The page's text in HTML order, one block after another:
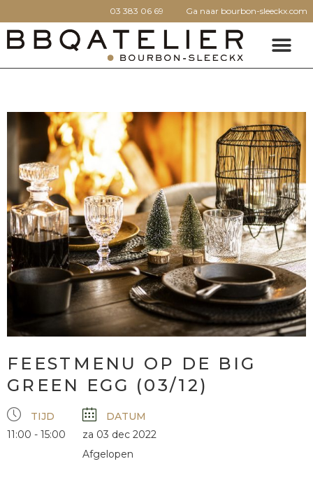
03 383 06 69 Ga naar bourbon-sleeckx.com
FEESTMENU OP DE BIG
GREEN EGG (03/12)
TIJD
11:00 - 15:00
DATUM
za 03 dec 2022
Afgelopen